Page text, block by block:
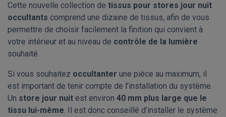
Cette nouvelle collection de tissus pour stores jour nuit
occultants comprend une dizaine de tissus, afin de vous
permettre de choisir facilement la finition qui convient à
votre intérieur et au niveau de contrôle de la lumière
souhaité.
Si vous souhaitez occultanter une pièce au maximum, il
est important de tenir compte de l’installation du système.
Un store jour nuit est environ 40 mm plus large que le
tissu lui-même. Il est donc conseillé d’installer le système